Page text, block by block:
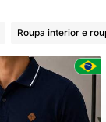
Roupa interior e